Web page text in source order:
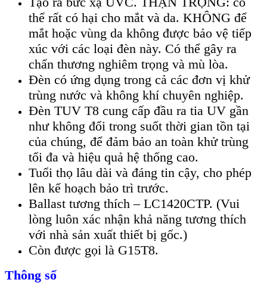
thể rất có hại cho mắt và da. KHÔNG để
mắt hoặc vùng da không được bảo vệ tiếp
xúc với các loại đèn này. Có thể gây ra
chấn thương nghiêm trọng và mù lòa.
Đèn có ứng dụng trong cả các đơn vị khử
trùng nước và không khí chuyên nghiệp.
Đèn TUV T8 cung cấp đầu ra tia UV gần
như không đổi trong suốt thời gian tồn tại
của chúng, để đảm bảo an toàn khử trùng
tối đa và hiệu quả hệ thống cao.
Tuổi thọ lâu dài và đáng tin cậy, cho phép
lên kế hoạch bảo trì trước.
Ballast tương thích – LC1420CTP. (Vui
lòng luôn xác nhận khả năng tương thích
với nhà sản xuất thiết bị gốc.)
Còn được gọi là G15T8.
Thông số